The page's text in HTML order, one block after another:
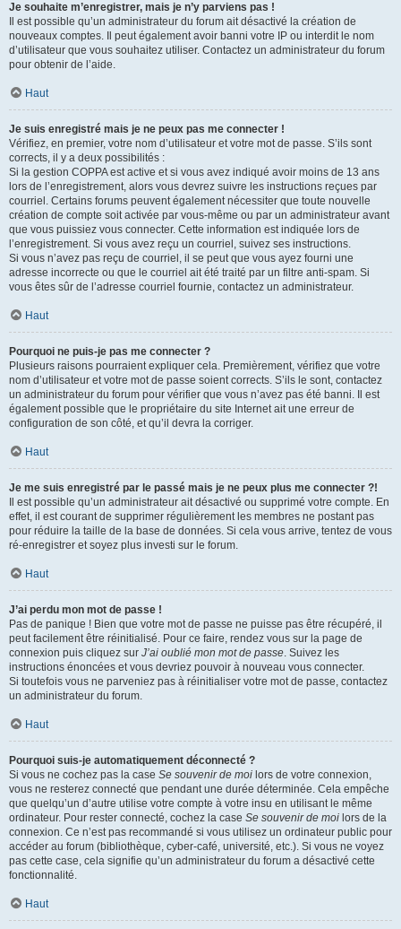
Je souhaite m’enregistrer, mais je n’y parviens pas !
Il est possible qu’un administrateur du forum ait désactivé la création de
nouveaux comptes. Il peut également avoir banni votre IP ou interdit le nom
d’utilisateur que vous souhaitez utiliser. Contactez un administrateur du forum
pour obtenir de l’aide.
Haut
Je suis enregistré mais je ne peux pas me connecter !
Vérifiez, en premier, votre nom d’utilisateur et votre mot de passe. S’ils sont
corrects, il y a deux possibilités :
Si la gestion COPPA est active et si vous avez indiqué avoir moins de 13 ans
lors de l’enregistrement, alors vous devrez suivre les instructions reçues par
courriel. Certains forums peuvent également nécessiter que toute nouvelle
création de compte soit activée par vous-même ou par un administrateur avant
que vous puissiez vous connecter. Cette information est indiquée lors de
l’enregistrement. Si vous avez reçu un courriel, suivez ses instructions.
Si vous n’avez pas reçu de courriel, il se peut que vous ayez fourni une
adresse incorrecte ou que le courriel ait été traité par un filtre anti-spam. Si
vous êtes sûr de l’adresse courriel fournie, contactez un administrateur.
Haut
Pourquoi ne puis-je pas me connecter ?
Plusieurs raisons pourraient expliquer cela. Premièrement, vérifiez que votre
nom d’utilisateur et votre mot de passe soient corrects. S’ils le sont, contactez
un administrateur du forum pour vérifier que vous n’avez pas été banni. Il est
également possible que le propriétaire du site Internet ait une erreur de
configuration de son côté, et qu’il devra la corriger.
Haut
Je me suis enregistré par le passé mais je ne peux plus me connecter ?!
Il est possible qu’un administrateur ait désactivé ou supprimé votre compte. En
effet, il est courant de supprimer régulièrement les membres ne postant pas
pour réduire la taille de la base de données. Si cela vous arrive, tentez de vous
ré-enregistrer et soyez plus investi sur le forum.
Haut
J’ai perdu mon mot de passe !
Pas de panique ! Bien que votre mot de passe ne puisse pas être récupéré, il
peut facilement être réinitialisé. Pour ce faire, rendez vous sur la page de
connexion puis cliquez sur J’ai oublié mon mot de passe. Suivez les
instructions énoncées et vous devriez pouvoir à nouveau vous connecter.
Si toutefois vous ne parveniez pas à réinitialiser votre mot de passe, contactez
un administrateur du forum.
Haut
Pourquoi suis-je automatiquement déconnecté ?
Si vous ne cochez pas la case Se souvenir de moi lors de votre connexion,
vous ne resterez connecté que pendant une durée déterminée. Cela empêche
que quelqu’un d’autre utilise votre compte à votre insu en utilisant le même
ordinateur. Pour rester connecté, cochez la case Se souvenir de moi lors de la
connexion. Ce n’est pas recommandé si vous utilisez un ordinateur public pour
accéder au forum (bibliothèque, cyber-café, université, etc.). Si vous ne voyez
pas cette case, cela signifie qu’un administrateur du forum a désactivé cette
fonctionnalité.
Haut